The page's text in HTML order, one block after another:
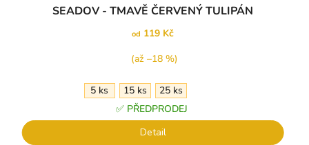
SEADOV - TMAVĚ ČERVENÝ TULIPÁN
od 119 Kč
(až –18 %)
5 ks 15 ks
25 ks
✅ PŘEDPRODEJ
Detail